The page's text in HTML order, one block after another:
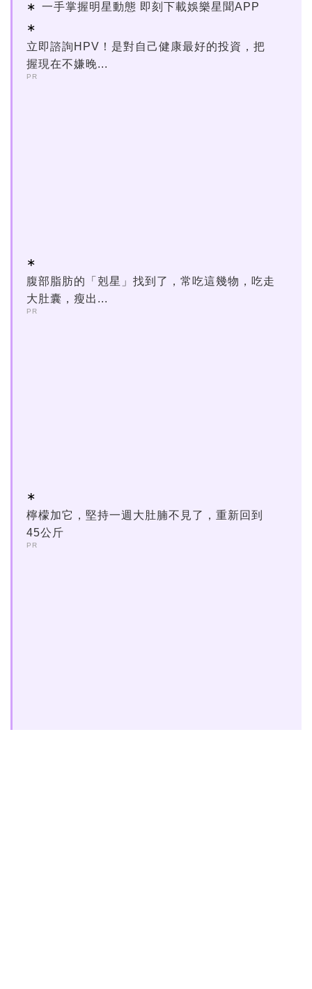
一手掌握明星動態 即刻下載娛樂星聞APP
立即諮詢HPV！是對自己健康最好的投資，把
握現在不嫌晚...
PR
腹部脂肪的「剋星」找到了，常吃這幾物，吃走
大肚囊，瘦出...
PR
檸檬加它，堅持一週大肚腩不見了，重新回到
45公斤
PR